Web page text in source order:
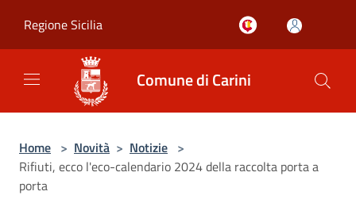
Regione Sicilia
Comune di Carini
Home > Novità > Notizie >
Rifiuti, ecco l'eco-calendario 2024 della raccolta porta a
porta